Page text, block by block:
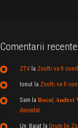
Comentarii recente
ZTVla Zsolti va fi
Ionut la Zsolti va fi
Sam la 𝐁𝐨𝐜𝐮ț 𝐀𝐧𝐝𝐫𝐞𝐢
decedat
Un_Baiat la Drum lin